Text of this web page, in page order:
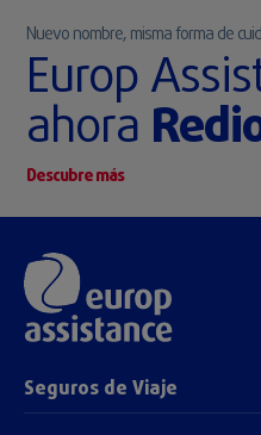
Nuevo nombre, misma forma de
Europ
ahora
Descubre más
Seguros de Viaje